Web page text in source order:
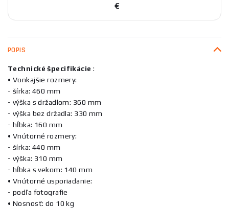
€
POPIS
Technické špecifikácie :
• Vonkajšie rozmery:
- šírka: 460 mm
- výška s držadlom: 360 mm
- výška bez držadla: 330 mm
- hĺbka: 160 mm
• Vnútorné rozmery:
- šírka: 440 mm
- výška: 310 mm
- hĺbka s vekom: 140 mm
• Vnútorné usporiadanie:
- podľa fotografie
• Nosnosť: do 10 kg